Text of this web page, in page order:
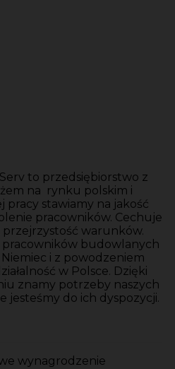
to przedsiębiorstwo z
na rynku polskim i
pracy stawiamy na jakość
pracowników. Cechuje
przejrzystość warunków.
budowlanych
i z powodzeniem
w Polsce. Dzięki
znamy potrzeby naszych
jesteśmy do ich dyspozycji.
wynagrodzenie